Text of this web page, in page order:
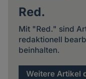
Red.
Mit "Red." sind
redaktionell
beinhalten.
Weitere Artikel